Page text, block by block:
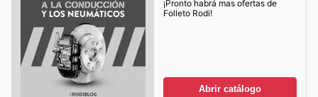
¡Pronto habrá mas ofertas de
Folleto Rodi!
Abrir catálogo